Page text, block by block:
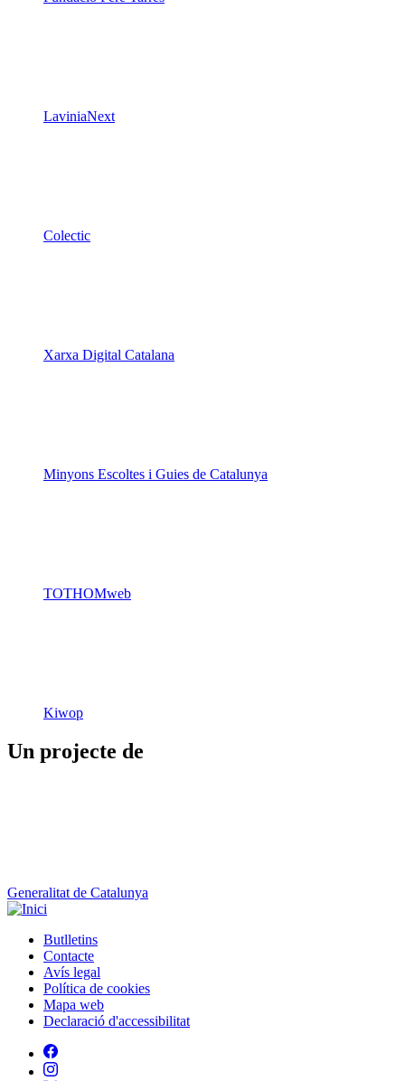
LaviniaNext
Colectic
Xarxa Digital Catalana
Minyons Escoltes i Guies de Catalunya
TOTHOMweb
Kiwop
Un projecte de
Generalitat de Catalunya
Peu
Butlletins
Contacte
Avís legal
Política de cookies
Mapa web
Declaració d'accessibilitat